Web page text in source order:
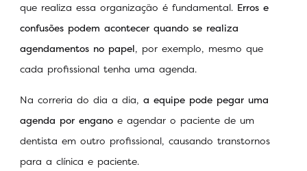
que realiza essa organização é fundamental. Erros e
confusões podem acontecer quando se realiza
agendamentos no papel, por exemplo, mesmo que
cada profissional tenha uma agenda.
Na correria do dia a dia, a equipe pode pegar uma
agenda por engano e agendar o paciente de um
dentista em outro profissional, causando transtornos
para a clínica e paciente.